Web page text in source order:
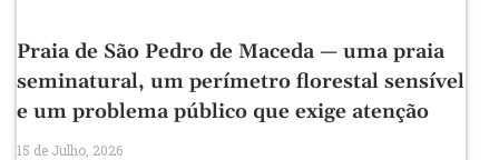
Praia de São Pedro de Maceda — uma praia
seminatural, um perímetro florestal sensível
e um problema público que exige atenção
15 de Julho, 2026